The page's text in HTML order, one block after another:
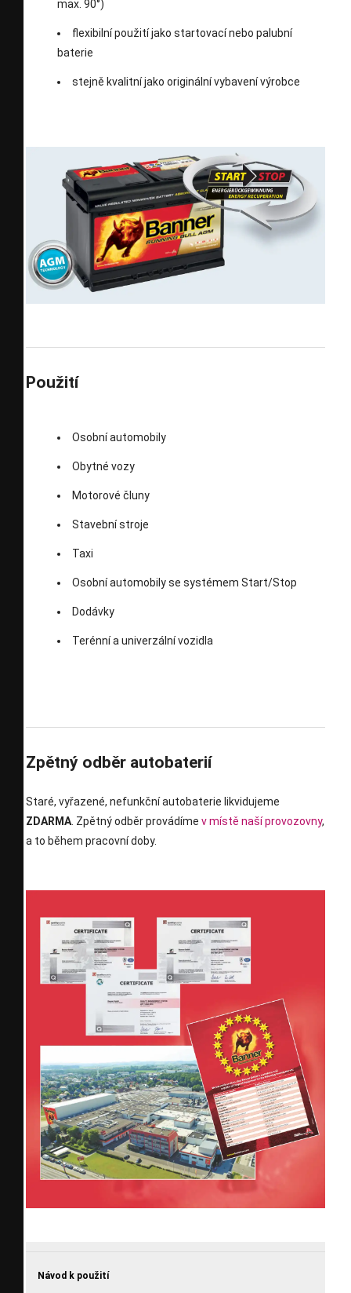
max. 90°)
flexibilní použití jako startovací nebo palubní
baterie
stejně kvalitní jako originální vybavení výrobce
Použití
Osobní automobily
Obytné vozy
Motorové čluny
Stavební stroje
Taxi
Osobní automobily se systémem Start/Stop
Dodávky
Terénní a univerzální vozidla
Zpětný odběr autobaterií
Staré, vyřazené, nefunkční autobaterie likvidujeme
ZDARMA. Zpětný odběr provádíme v místě naší provozovny,
a to během pracovní doby.
Návod k použití